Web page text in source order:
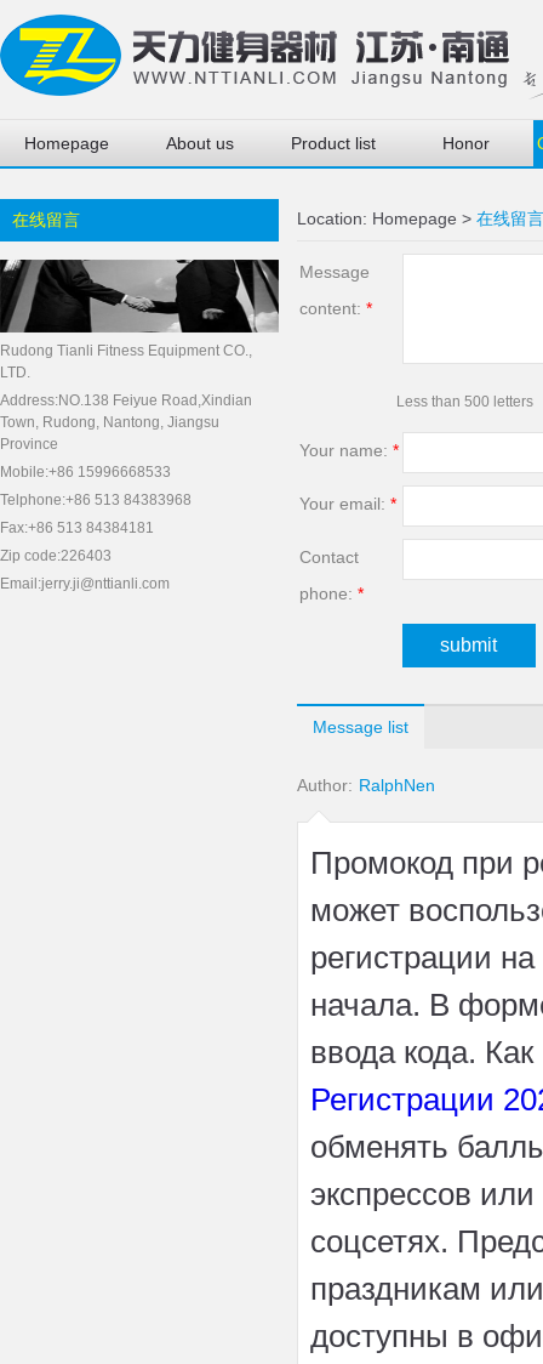
Homepage About us Product list Honor
在线留言
Rudong Tianli Fitness Equipment CO.,
LTD.
Address:NO.138 Feiyue Road,Xindian
Town, Rudong, Nantong, Jiangsu
Province
Mobile:+86 15996668533
Telphone:+86 513 84383968
Fax:+86 513 84384181
Zip code:226403
Email:jerry.ji@nttianli.com
Location: Homepage > 在线留言
Message
content: *
Less than 500 letters
Your name: *
Your email: *
Contact
phone: *
submit
Message list
Author: RalphNen
Промокод при
может
регистрации
начала. В
ввода кода.
Регистрации
обменять
экспрессов
соцсетях.
праздникам
доступны в